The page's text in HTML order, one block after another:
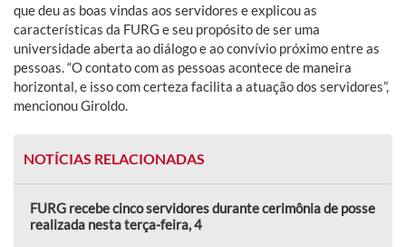
que deu as boas vindas aos servidores e explicou as
características da FURG e seu propósito de ser uma
universidade aberta ao diálogo e ao convívio próximo entre as
pessoas. “O contato com as pessoas acontece de maneira
horizontal, e isso com certeza facilita a atuação dos servidores”,
mencionou Giroldo.
NOTÍCIAS RELACIONADAS
FURG recebe cinco servidores durante cerimônia de posse
realizada nesta terça-feira, 4